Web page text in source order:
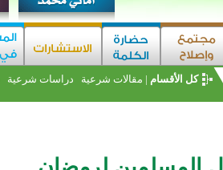
كل الأقسام | مقالات شرعية دراسات شرعية